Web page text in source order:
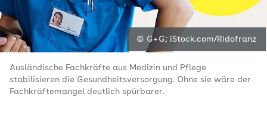
© G+G; iStock.com/Ridofranz
Ausländische Fachkräfte aus Medizin und Pflege
stabilisieren die Gesundheitsversorgung. Ohne sie wäre der
Fachkräftemangel deutlich spürbarer.